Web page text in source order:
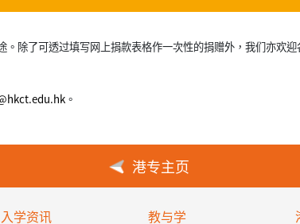
除了可透过填写网上捐款表格作一次性的捐赠外，我们亦欢
。
港专主页
入学资讯 教与学